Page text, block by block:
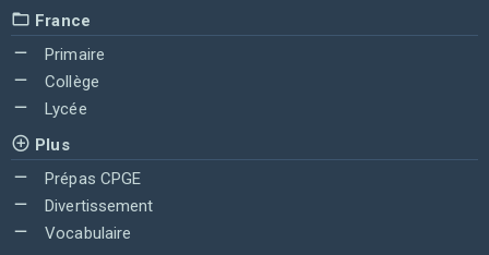
France
Primaire
Collège
Lycée
Plus
Prépas CPGE
Divertissement
Vocabulaire